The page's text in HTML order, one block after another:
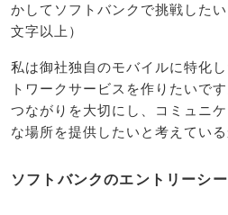
かしてソフトバンクで挑戦した
文字以上）
私は御社独自のモバイルに特化
トワークサービスを作りたいで
つながりを大切にし、コミュニ
な場所を提供したいと考えている
ソフトバンクのエントリーシ